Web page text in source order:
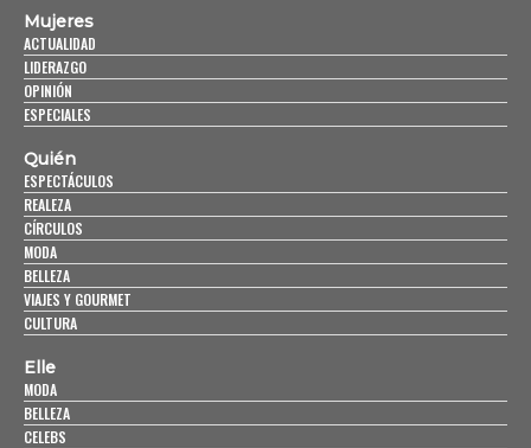
Mujeres
ACTUALIDAD
LIDERAZGO
OPINIÓN
ESPECIALES
Quién
ESPECTÁCULOS
REALEZA
CÍRCULOS
MODA
BELLEZA
VIAJES Y GOURMET
CULTURA
Elle
MODA
BELLEZA
CELEBS